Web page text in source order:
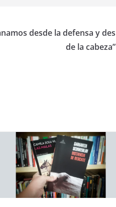
desde la defensa y des
de la cabeza”